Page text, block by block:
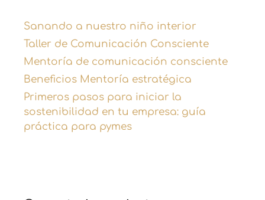
Sanando a nuestro niño interior
Taller de Comunicación Consciente
Mentoría de comunicación consciente
Beneficios Mentoría estratégica
Primeros pasos para iniciar la
sostenibilidad en tu empresa: guía
práctica para pymes